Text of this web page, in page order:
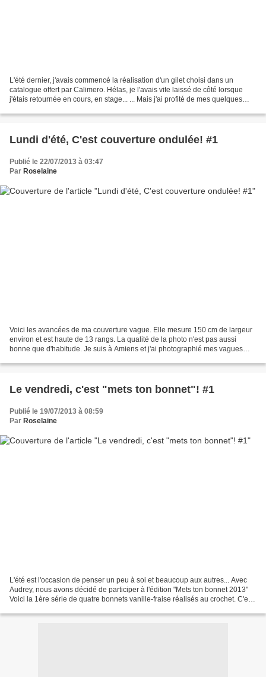
L'été dernier, j'avais commencé la réalisation d'un gilet choisi dans un
catalogue offert par Calimero. Hélas, je l'avais vite laissé de côté lorsque
j'étais retournée en cours, en stage... ... Mais j'ai profité de mes quelques
Lundi d'été, C'est couverture ondulée! #1
Publié le 22/07/2013 à 03:47
Par Roselaine
Voici les avancées de ma couverture vague. Elle mesure 150 cm de largeur
environ et est haute de 13 rangs. La qualité de la photo n'est pas aussi
bonne que d'habitude. Je suis à Amiens et j'ai photographié mes vagues
Le vendredi, c'est "mets ton bonnet"! #1
Publié le 19/07/2013 à 08:59
Par Roselaine
L'été est l'occasion de penser un peu à soi et beaucoup aux autres... Avec
Audrey, nous avons décidé de participer à l'édition "Mets ton bonnet 2013"
Voici la 1ère série de quatre bonnets vanille-fraise réalisés au crochet. C'est